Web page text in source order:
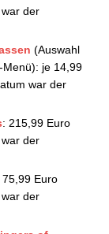
–
der
(Auswahl
je 14,99
war der
: 215,99 Euro
der
75,99 Euro
der